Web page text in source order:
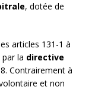
, dotée de
articles 131-1 à
la directive
Contrairement à
et non